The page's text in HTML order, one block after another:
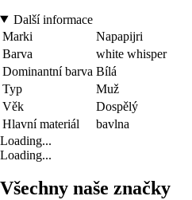
Další informace
Marki
Napapijri
Barva
white whisper
Dominantní barva Bílá
Typ
Muž
Věk
Dospělý
Hlavní materiál
bavlna
Loading...
Loading...
Všechny naše značky